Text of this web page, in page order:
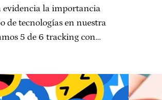
evidencia la importancia
de tecnologías en nuestra
5 de 6 tracking con…